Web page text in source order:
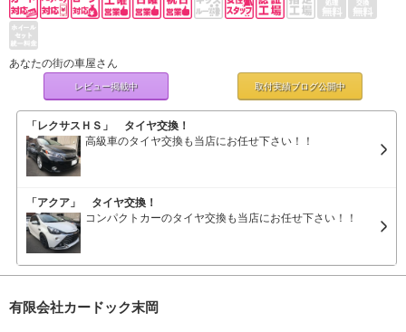
あなたの街の車屋さん
レビュー掲載中 取付実績ブログ公開中
「レクサスＨＳ」 タイヤ交換！
高級車のタイヤ交換も当店にお任せ下さい！！
「アクア」 タイヤ交換！
コンパクトカーのタイヤ交換も当店にお任せ下さい！！
有限会社カードック末岡